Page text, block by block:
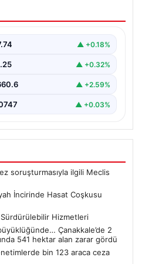
Başladı
dönemi resmi olarak…▲ +0.18%
▲ +0.32%
▲ +2.59%
▲ +0.03%
soruşturmasıyla ilgili Meclis
İncirinde Hasat Coşkusu
Hizmetleri
Çanakkale’de 2
541 hektar alan zarar gördü
bin 123 araca ceza